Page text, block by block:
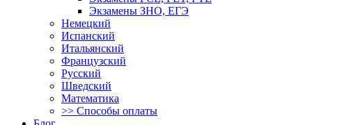
Экзамены ЗНО, ЕГЭ
Немецкий
Испанский
Итальянский
Французский
Русский
Шведский
Математика
>> Способы оплаты